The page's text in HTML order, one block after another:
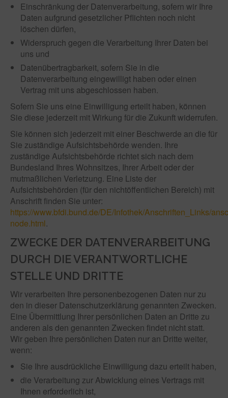
Einschränkung der Datenverarbeitung, sofern wir Ihre
Daten aufgrund gesetzlicher Pflichten noch nicht
löschen dürfen,
Widerspruch gegen die Verarbeitung Ihrer Daten bei
uns und
Datenübertragbarkeit, sofern Sie in die
Datenverarbeitung eingewilligt haben oder einen
Vertrag mit uns abgeschlossen haben.
Sofern Sie uns eine Einwilligung erteilt haben, können
Sie diese jederzeit mit Wirkung für die Zukunft widerrufen.
Sie können sich jederzeit mit einer Beschwerde an die für
Sie zuständige Aufsichtsbehörde wenden. Ihre
zuständige Aufsichtsbehörde richtet sich nach dem
Bundesland Ihres Wohnsitzes, Ihrer Arbeit oder der
mutmaßlichen Verletzung. Eine Liste der
Aufsichtsbehörden (für den nichtöffentlichen Bereich) mit
Anschrift finden Sie unter:
https://www.bfdi.bund.de/DE/Infothek/Anschriften_Links/
node.html.
ZWECKE DER DATENVERARBEITUNG
DURCH DIE VERANTWORTLICHE
STELLE UND DRITTE
Wir verarbeiten Ihre personenbezogenen Daten nur zu
den in dieser Datenschutzerklärung genannten Zwecken.
Eine Übermittlung Ihrer persönlichen Daten an Dritte zu
anderen als den genannten Zwecken findet nicht statt.
Wir geben Ihre persönlichen Daten nur an Dritte weiter,
wenn:
Sie Ihre ausdrückliche Einwilligung dazu erteilt haben,
die Verarbeitung zur Abwicklung eines Vertrags mit
Ihnen erforderlich ist,